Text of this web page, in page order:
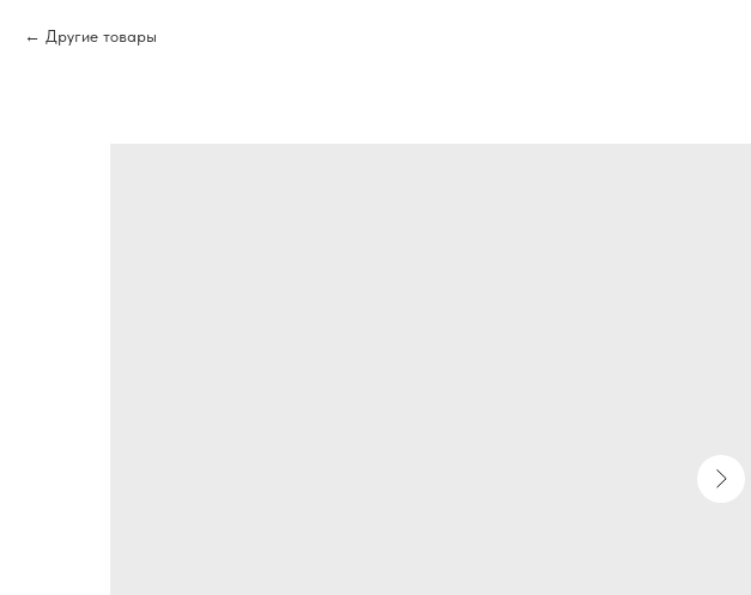
Другие товары